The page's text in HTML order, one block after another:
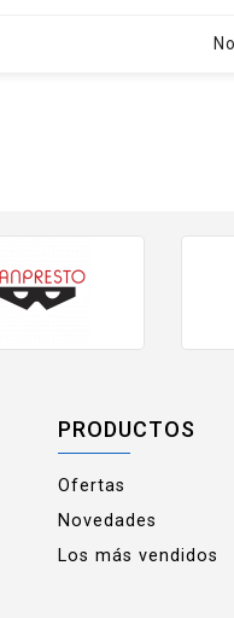
PRODUCTOS
Ofertas
Novedades
Los más vendidos